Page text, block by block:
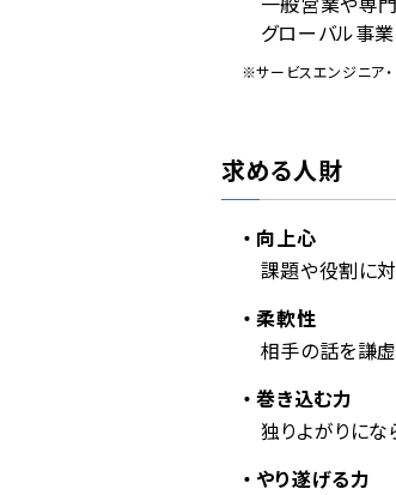
グローバル事業
※サービスエンジニア
求める人財
向上心
課題や役割に
柔軟性
相手の話を謙
巻き込む力
独りよがりに
やり遂げる力